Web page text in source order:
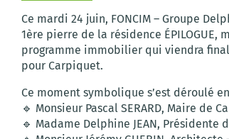
Ce mardi 24 juin, FONCIM – Groupe
1ère pierre de la résidence
programme immobilier qui viendra
pour Carpiquet.
Ce moment symbolique s’est déroulé
🔹 Monsieur Pascal SERARD, Maire de
🔹 Madame Delphine JEAN, Présidente